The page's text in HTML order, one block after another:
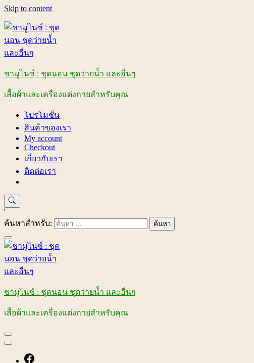
Skip to content
ชามูไนซ์ : ชุดนอน ชุดว่ายน้ำ และอื่นๆ
เสื้อผ้าและเครื่องแต่งกายสำหรับคุณ
โปรโมชั่น
สินค้าของเรา
My account
Checkout
เกี่ยวกับเรา
ติดต่อเรา
'
ค้นหาสำหรับ:
ชามูไนซ์ : ชุดนอน ชุดว่ายน้ำ และอื่นๆ
เสื้อผ้าและเครื่องแต่งกายสำหรับคุณ